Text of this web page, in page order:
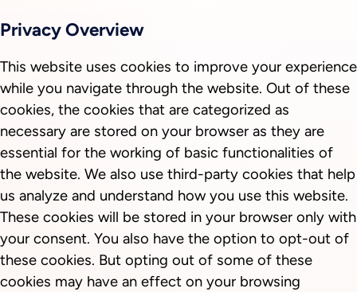
Privacy Overview
This website uses cookies to improve your experience
while you navigate through the website. Out of these
cookies, the cookies that are categorized as
necessary are stored on your browser as they are
essential for the working of basic functionalities of
the website. We also use third-party cookies that help
us analyze and understand how you use this website.
These cookies will be stored in your browser only with
your consent. You also have the option to opt-out of
these cookies. But opting out of some of these
cookies may have an effect on your browsing